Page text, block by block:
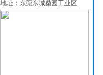
地址：东莞东城桑园工业区